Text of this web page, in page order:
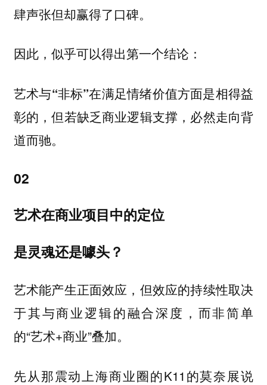
肆声张但却赢得了口碑。
因此，似乎可以得出第一个结论：
艺术与“非标”在满足情绪价值方面是相得益
彰的，但若缺乏商业逻辑支撑，必然走向背
道而驰。
02
艺术在商业项目中的定位
是灵魂还是噱头？
艺术能产生正面效应，但效应的持续性取决
于其与商业逻辑的融合深度，而非简单
的“艺术+商业”叠加。
先从那震动上海商业圈的K11的莫奈展说